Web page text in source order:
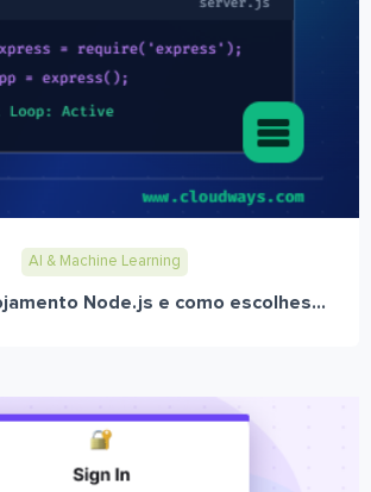
AI & Machine Learning
Node.js e como escolhes...